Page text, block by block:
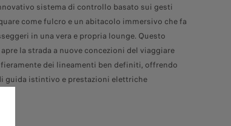
sistema di controllo basato sui gesti
come fulcro e un abitacolo immersivo che fa
in una vera e propria lounge. Questo
la strada a nuove concezioni del viaggiare
dei lineamenti ben definiti, offrendo
guida istintivo e prestazioni elettriche